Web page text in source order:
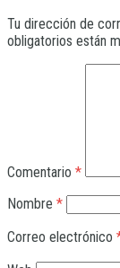
Tu dirección de
obligatorios están
Comentario *
Nombre *
Correo electrónico